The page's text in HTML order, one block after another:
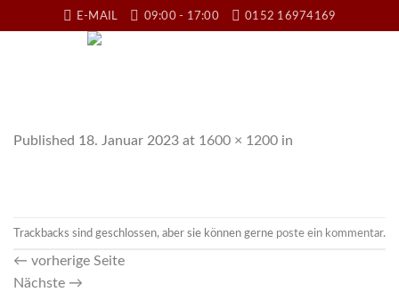
to
E-MAIL 09:00 - 17:00 0152 16974169
Published 18. Januar 2023 at 1600 × 1200 in
Trackbacks sind geschlossen, aber sie können gerne poste ein kommentar.
← vorherige Seite
Nächste →